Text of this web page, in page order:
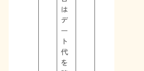
は
デ
ー
ト
代
を